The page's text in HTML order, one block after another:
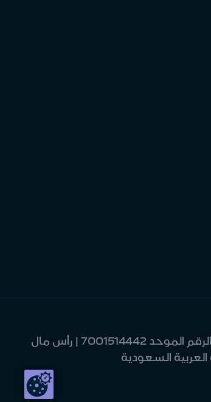
| مصرف الإنماء | شركة مساهمة سعودية | خاضعة لرقابة وإشراف البنك المركزي السعودي | الرقم الموحد 7001514442 | رأس مال